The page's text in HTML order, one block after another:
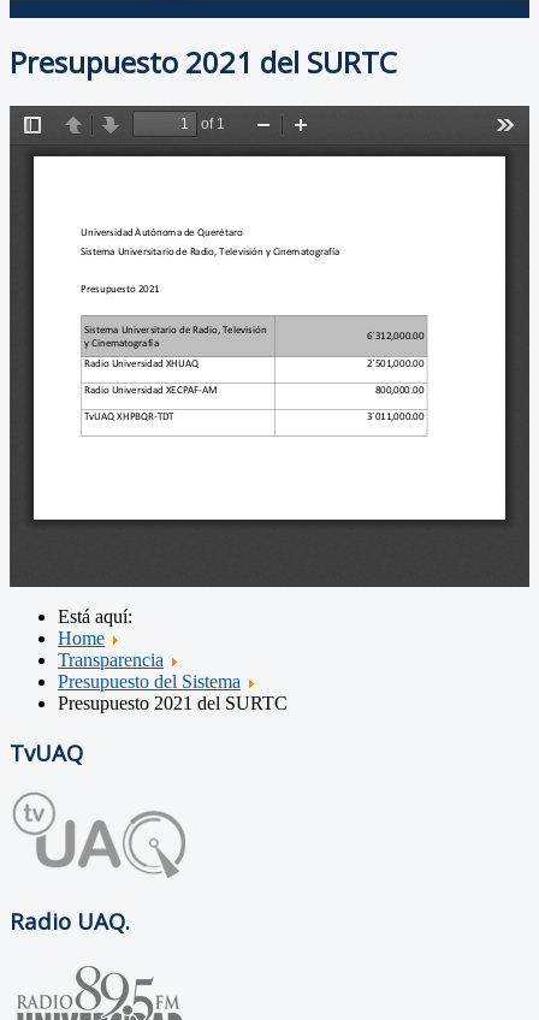
Presupuesto 2021 del SURTC
Está aquí:
Home
Transparencia
Presupuesto del Sistema
Presupuesto 2021 del SURTC
TvUAQ
Radio UAQ.